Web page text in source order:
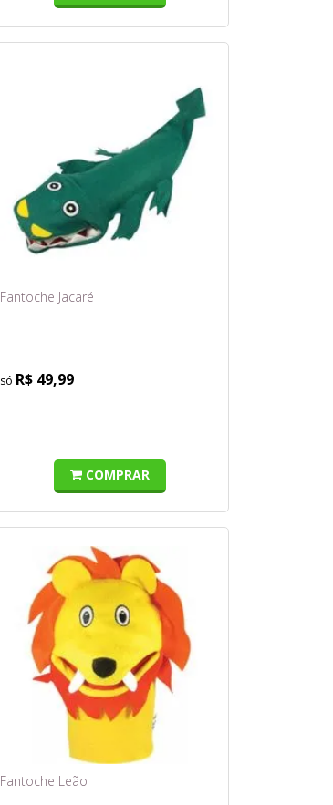
Fantoche Jacaré
R$ 49,99
COMPRAR
Fantoche Leão